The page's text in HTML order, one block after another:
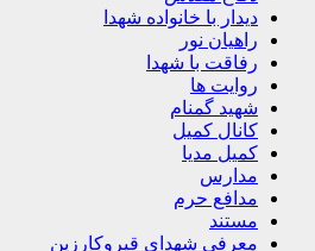
دیدار با خانواده شهدا
راهیان نور
رفاقت با شهدا
روایت ها
شهید گمنام
کانال کمیل
کمیل مدیا
مدارس
مدافع حرم
مستند
معرفی شهدای قیروکارزین